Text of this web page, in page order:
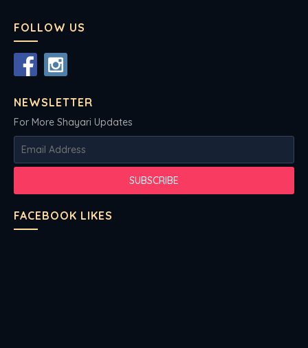
FOLLOW US
NEWSLETTER
For More Shayari Updates
FACEBOOK LIKES